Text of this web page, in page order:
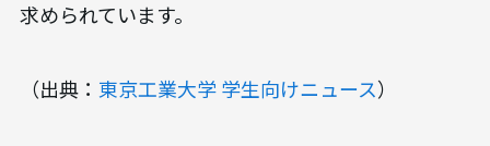
求められています。
（出典： 東京工業大学 学生向けニュース）